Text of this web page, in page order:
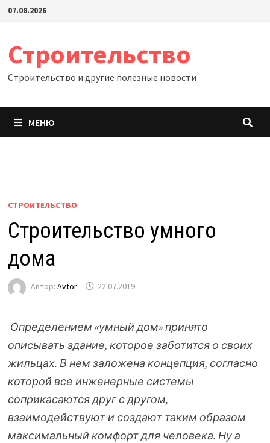
Перейти
07.08.2026
Строительство
Строительство и другие полезные новости
МЕНЮ
СТРОИТЕЛЬСТВО
Строительство умного
дома
Автор: Avtor 22.07.2019
Определением «умный дом» принято
описывать здание, которое заботится о своих
жильцах. В нем заложена концепция, согласно
которой все инженерные системы
соприкасаются друг с другом,
взаимодействуют и создают таким образом
максимальный комфорт для человека. Ну а